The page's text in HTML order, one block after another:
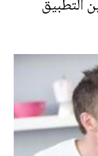
التطبيق